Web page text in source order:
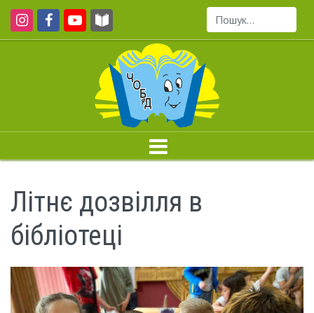
Пошук...
Літнє дозвілля в
бібліотеці